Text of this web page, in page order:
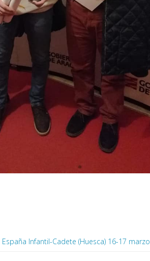
Infantil-Cadete (Huesca) 16-17 marzo